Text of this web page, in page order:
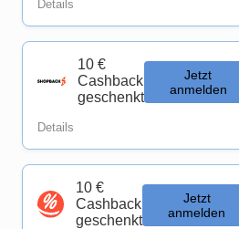
Details
10 €
Cashback
geschenkt
Jetzt
anmelden
Details
10 €
Cashback
geschenkt
Jetzt
anmelden